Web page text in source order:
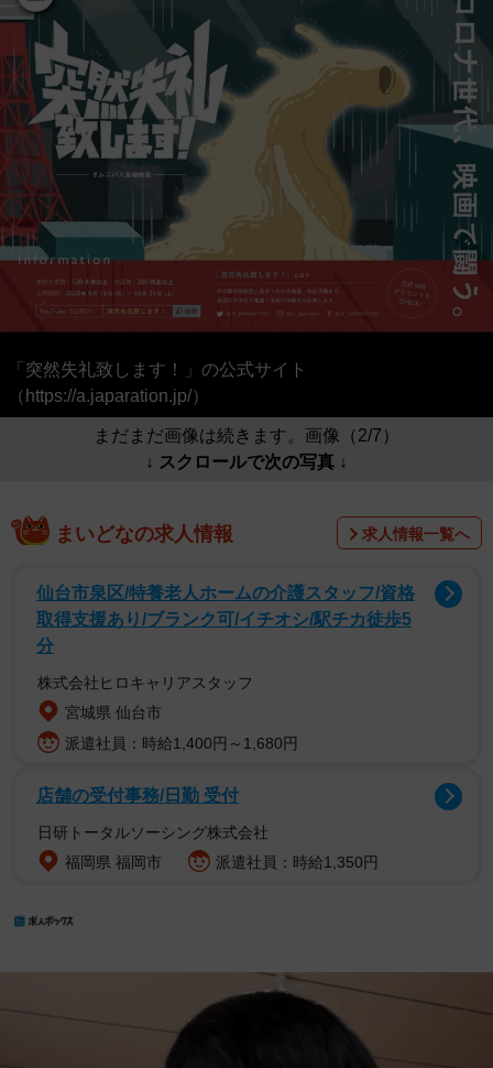
「突然失礼致します！」の公式サイト
（https://a.japaration.jp/）
まだまだ画像は続きます。画像（2/7）
↓ スクロールで次の写真 ↓
まいどなの求人情報 求人情報一覧へ
仙台市泉区/特養老人ホームの介護スタッフ/資格
取得支援あり/ブランク可/イチオシ/駅チカ徒歩5
分
株式会社ヒロキャリアスタッフ
宮城県 仙台市
派遣社員：時給1,400円～1,680円
店舗の受付事務/日勤 受付
日研トータルソーシング株式会社
福岡県 福岡市
派遣社員：時給1,350円